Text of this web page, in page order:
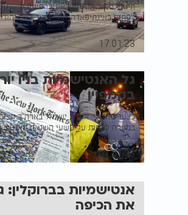
תיעוד חמור ומזעזע באוניברסיטת
לפתוח באינתיפאדה, תוך עידוד רצח
תומר כהן
17.01.23
גל האנטישמיות בניו
בקמפיין
כצעד מחאתי: אגודת ישראל בארה"ב הציבה
במטרה למחות על פשעי השנאה
תומר כהן
01.01.23
את הכיפה